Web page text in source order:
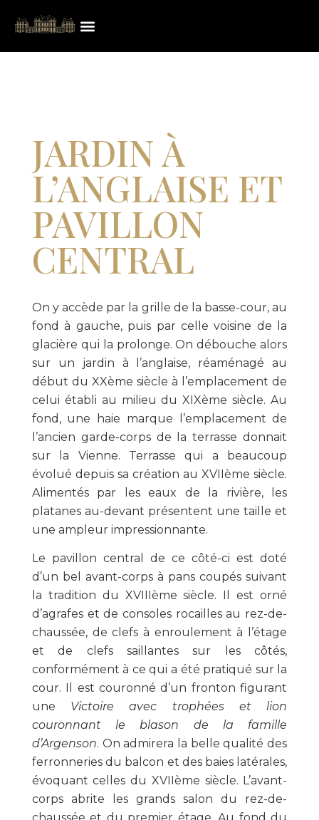
JARDIN À
L’ANGLAISE ET
PAVILLON
CENTRAL
On y accède par la grille de la basse-cour, au
fond à gauche, puis par celle voisine de la
glacière qui la prolonge. On débouche alors
sur un jardin à l’anglaise, réaménagé au
début du XXème siècle à l’emplacement de
celui établi au milieu du XIXème siècle. Au
fond, une haie marque l’emplacement de
l’ancien garde-corps de la terrasse donnait
sur la Vienne. Terrasse qui a beaucoup
évolué depuis sa création au XVIIème siècle.
Alimentés par les eaux de la rivière, les
platanes au-devant présentent une taille et
une ampleur impressionnante.
Le pavillon central de ce côté-ci est doté
d’un bel avant-corps à pans coupés suivant
la tradition du XVIII ème siècle. Il est orné
d’agrafes et de consoles rocailles au rez-de-
chaussée, de clefs à enroulement à l’étage
et de clefs saillantes sur les côtés,
conformément à ce qui a été pratiqué sur la
cour. Il est couronné d’un fronton figurant
une Victoire avec trophées et lion
couronnant le blason de la famille
d’Argenson. On admirera la belle qualité des
ferronneries du balcon et des baies latérales,
évoquant celles du XVII ème siècle. L’avant-
corps abrite les grands salon du rez-de-